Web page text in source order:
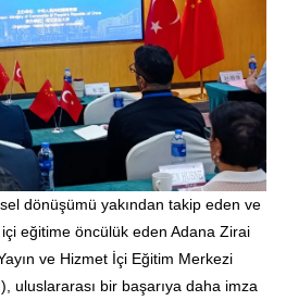
dönüşümü yakından takip eden ve
eğitime öncülük eden Adana Zirai
ve Hizmet İçi Eğitim Merkezi
uluslararası bir başarıya daha imza